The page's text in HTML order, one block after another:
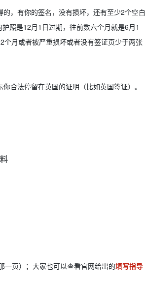
，有你的签名，没有损坏，还有至少2个空白
照是12月1日过期，往前数六个月就是6月1
月或者被严重损坏或者没有签证页少于两张
合法停留在英国的证明（比如英国签证）。
一页）；大家也可以查看官网给出的填写指导